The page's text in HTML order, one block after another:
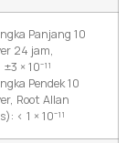
Panjang 10
24 jam,
× 10⁻¹¹
Pendek 10
Root Allan
< 1 × 10⁻¹¹